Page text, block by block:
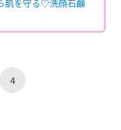
肌を守る♡洗顔石鹸
4